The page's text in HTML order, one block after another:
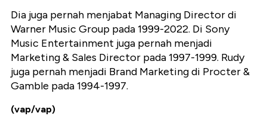
Dia juga pernah menjabat Managing Director di
Warner Music Group pada 1999-2022. Di Sony
Music Entertainment juga pernah menjadi
Marketing & Sales Director pada 1997-1999. Rudy
juga pernah menjadi Brand Marketing di Procter &
Gamble pada 1994-1997.
(vap/vap)